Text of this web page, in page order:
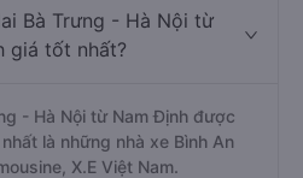
Bà Trưng - Hà Nội từ
giá tốt nhất?
- Hà Nội từ Nam Định được
là những nhà xe Bình An
X.E Việt Nam.